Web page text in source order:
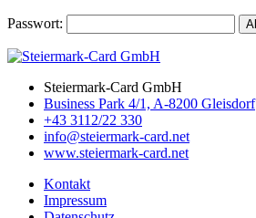
Passwort:
Steiermark-Card GmbH
Business Park 4/1, A-8200 Gleisdorf
+43 3112/22 330
info@steiermark-card.net
www.steiermark-card.net
Kontakt
Impressum